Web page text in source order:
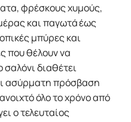
φρέσκους χυμούς,
και παγωτά έως
μπύρες και
που θέλουν να
διαθέτει
ασύρματη πρόσβαση
όλο το χρόνο από
ο τελευταίος